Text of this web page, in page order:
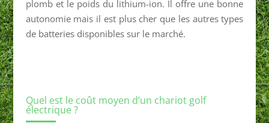
plomb et le poids du lithium-ion. Il offre une bonne
autonomie mais il est plus cher que les autres types
de batteries disponibles sur le marché.
Quel est le coût moyen d’un chariot golf
électrique ?